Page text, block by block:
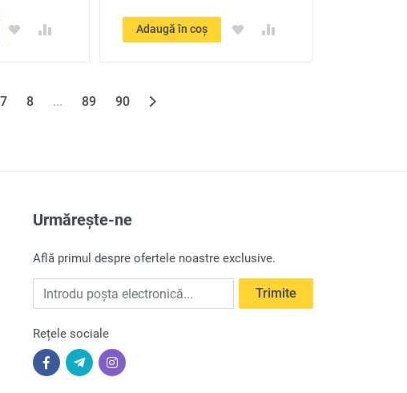
Adaugă în coș
7 8 ... 89 90
Urmărește-ne
Află primul despre ofertele noastre exclusive.
Introdu poșta electronică Trimite
Rețele sociale